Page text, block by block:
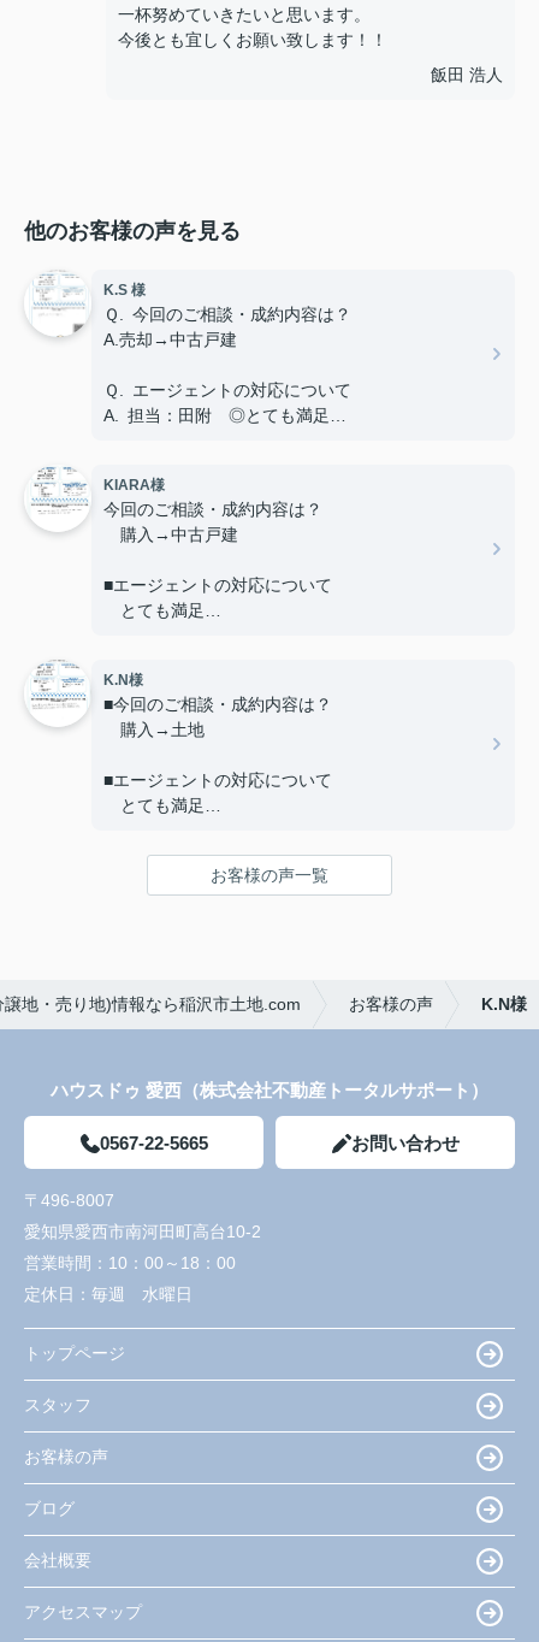
一杯努めていきたいと思います。
今後とも宜しくお願い致します！！
飯田 浩人
他のお客様の声を見る
K.S 様
Ｑ. 今回のご相談・成約内容は？
A.売却→中古戸建
Ｑ. エージェントの対応について
A. 担当：田附 ◎とても満足
る場合、当店を薦めようと思いますか？
A.はい
のアドバイスやメッセージ等、何でもお書き下さ
い。
KIARA様
今回のご相談・成約内容は？
購入→中古戸建
■エージェントの対応について
とても満足
場合、当店を薦めようと思いますか？
はい
アドバイスやメッセージ等、何でもお書き下さい。
Thank you so much for assisting us very kindly.
K.N様
■今回のご相談・成約内容は？
購入→土地
■エージェントの対応について
とても満足
■ご友人や知人が不動産の購入や売却を考えている
場合、当店を薦めようと思いますか？
アドバイスやメッセージ等、何でもお書き下さい。
初めての事でわからない部々をていねいに教えて
いただきました。
感謝しています。
お客様の声一覧
地・売り地)情報なら稲沢市土地.com お客様の声 K.N様
ハウスドゥ 愛西（株式会社不動産トータルサポート）
0567-22-5665 お問い合わせ
〒496-8007
愛知県愛西市南河田町高台10-2
営業時間： 10：00～18：00
定休日： 毎週 水曜日
トップページ
スタッフ
お客様の声
ブログ
会社概要
アクセスマップ